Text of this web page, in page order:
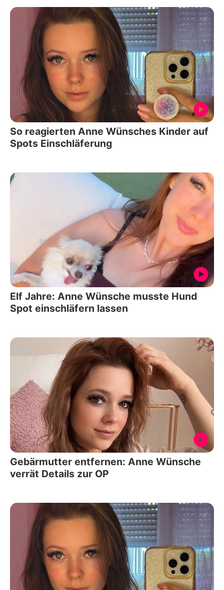
So reagierten Anne Wünsches Kinder auf
Spots Einschläferung
Elf Jahre: Anne Wünsche musste Hund
Spot einschläfern lassen
Gebärmutter entfernen: Anne Wünsche
verrät Details zur OP